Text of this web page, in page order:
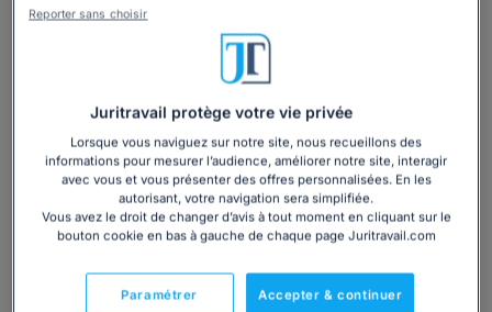
Droit commercial Gérer son activité commerciale
Juritravail protège votre vie privée
Lorsque vous naviguez sur notre site, nous recueillons des
informations pour mesurer l’audience, améliorer notre site, interagir
avec vous et vous présenter des offres personnalisées. En les
autorisant, votre navigation sera simplifiée.
Vous avez le droit de changer d’avis à tout moment en cliquant sur le
bouton cookie en bas à gauche de chaque page Juritravail.com
Accepter & continuer
Paramétrer
Reporter sans choisir